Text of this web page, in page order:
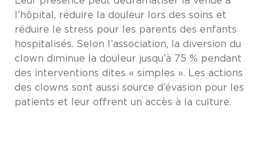
l’hôpital, réduire la douleur lors des soins et
réduire le stress pour les parents des enfants
hospitalisés. Selon l’association, la diversion du
clown diminue la douleur jusqu’à 75 % pendant
des interventions dites « simples ». Les actions
des clowns sont aussi source d’évasion pour les
patients et leur offrent un accès à la culture.